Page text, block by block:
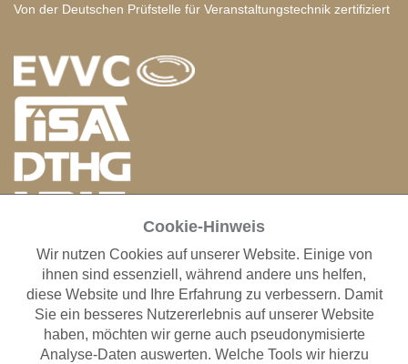
Von der Deutschen Prüfstelle für Veranstaltungstechnik zertifiziert
ANFAHRT RIGGING SERVICE GMBH
Otto-Hahn-Straße 1-3
63225 Langen
Fon: +49 (0)69 401009-0
Fax: +49 (0)69 401009-38
Cookie-Hinweis
Wir nutzen Cookies auf unserer Website. Einige von
ihnen sind essenziell, während andere uns helfen,
diese Website und Ihre Erfahrung zu verbessern. Damit
Sie ein besseres Nutzererlebnis auf unserer Website
haben, möchten wir gerne auch pseudonymisierte
Analyse-Daten auswerten. Welche Tools wir hierzu